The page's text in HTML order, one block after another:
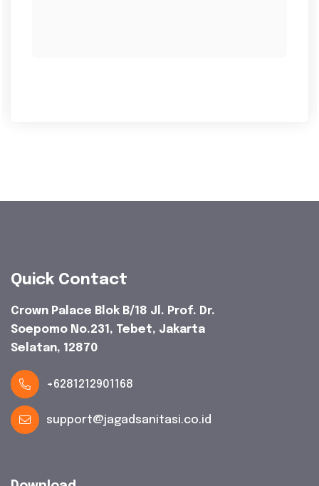
Quick Contact
Crown Palace Blok B/18 Jl. Prof. Dr.
Soepomo No.231, Tebet, Jakarta
Selatan, 12870
+6281212901168
support@jagadsanitasi.co.id